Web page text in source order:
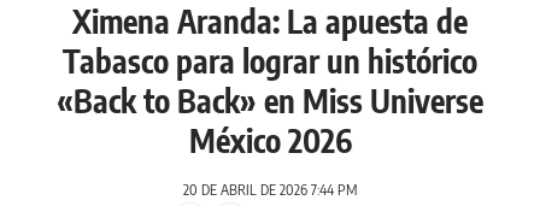
Ximena Aranda: La apuesta de
Tabasco para lograr un histórico
«Back to Back» en Miss Universe
México 2026
20 DE ABRIL DE 2026 7:44 PM